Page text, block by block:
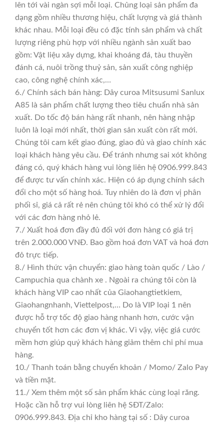
lên tới vài ngàn sợi mỗi loại. Chủng loại sản phẩm đa
dạng gồm nhiều thương hiệu, chất lượng và giá thành
khác nhau. Mỗi loại đều có đặc tính sản phẩm và chất
lượng riêng phù hợp với nhiều ngành sản xuất bao
gồm: Vật liệu xây dựng, khai khoáng đá, tàu thuyền
đánh cá, nuôi trồng thuỷ sản, sản xuất công nghiệp
cao, công nghệ chính xác,…
6./ Chính sách bán hàng: Dây curoa Mitsusumi Sanlux
A85 là sản phẩm chất lượng theo tiêu chuẩn nhà sản
xuất. Do tốc độ bán hàng rất nhanh, nên hàng nhập
luôn là loại mới nhất, thời gian sản xuất còn rất mới.
Chúng tôi cam kết giao đúng, giao đủ và giao chính xác
loại khách hàng yêu cầu. Để tránh nhưng sai xót không
đáng có, quý khách hàng vui lòng liên hệ 0906.999.843
để được tư vấn chính xác. Hiện có áp dụng chính sách
đổi cho một số hàng hoá. Tuy nhiên do là đơn vị phân
phối sỉ, giá cả rất rẻ nên chúng tôi khó có thể xử lý đổi
với các đơn hàng nhỏ lẻ.
7./ Xuất hoá đơn đầy đủ đối với đơn hàng có giá trị
trên 2.000.000 VNĐ. Bao gồm hoá đơn VAT và hoá đơn
đỏ trực tiếp.
8./ Hình thức vận chuyển: giao hàng toàn quốc / Lào /
Campuchia qua chành xe . Ngoài ra chúng tôi còn là
khách hàng VIP cao nhất của Giaohangtietkiem,
Giaohangnhanh, Viettelpost,… Do là VIP loại 1 nên
được hỗ trợ tốc độ giao hàng nhanh hơn, cước vận
chuyển tốt hơn các đơn vị khác. Vì vậy, việc giá cước
mềm hơn giúp quý khách hàng giảm thêm chi phí mua
hàng.
10./ Thanh toán bằng chuyển khoản / Momo/ Zalo Pay
và tiền mặt.
11./ Xem thêm một số sản phẩm khác cùng loại răng.
Hoặc cần hỗ trợ vui lòng liên hệ SĐT/Zalo:
0906.999.843. Địa chỉ kho hàng tại số : Dây curoa